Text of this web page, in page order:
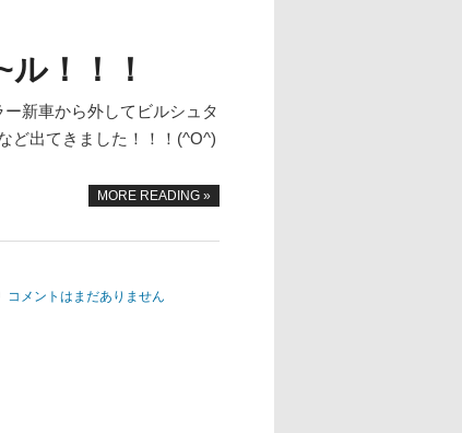
！！！
新車から外してビルシュタ
ど出てきました！！！(^O^)
MORE READING »
コメントはまだありません